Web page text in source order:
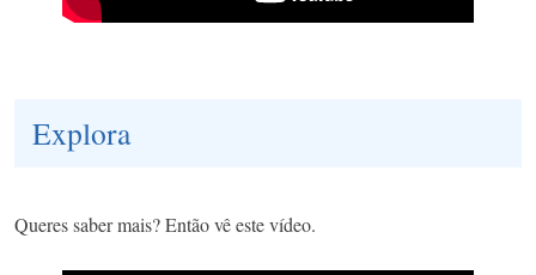
Explora
Queres saber mais? Então vê este vídeo.